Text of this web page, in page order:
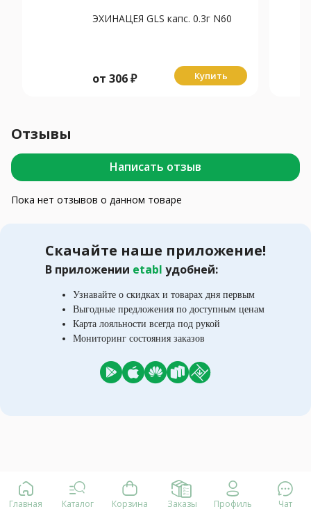
ЭХИНАЦЕЯ GLS капс. 0.3г N60
от 306₽ Купить
Отзывы
Написать отзыв
Пока нет отзывов о данном товаре
Скачайте наше приложение!
В приложении etabl удобней:
Узнавайте о скидках и товарах дня первым
Выгодные предложения по доступным ценам
Карта лояльности всегда под рукой
Мониторинг состояния заказов
Главная Каталог Корзина Заказы Профиль Чат